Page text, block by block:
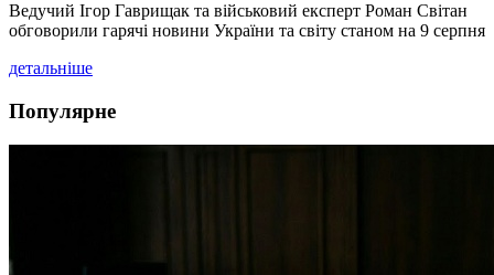
Ведучий Ігор Гаврищак та військовий експерт Роман Світан
обговорили гарячі новини України та світу станом на 9 серпня
детальніше
Популярне